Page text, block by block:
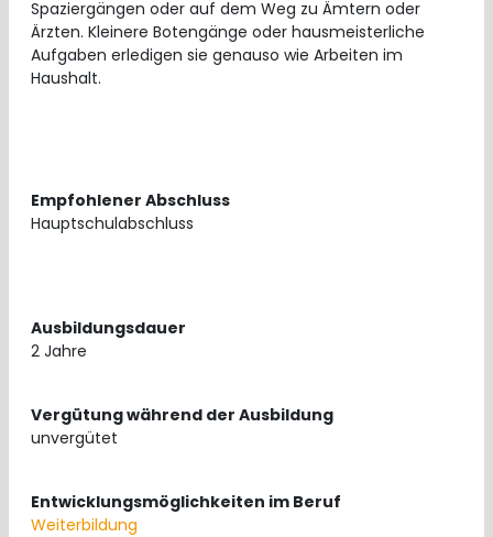
Spaziergängen oder auf dem Weg zu Ämtern oder
Ärzten. Kleinere Botengänge oder hausmeisterliche
Aufgaben erledigen sie genauso wie Arbeiten im
Haushalt.
Empfohlener Abschluss
Hauptschulabschluss
Ausbildungsdauer
2 Jahre
Vergütung während der Ausbildung
unvergütet
Entwicklungsmöglichkeiten im Beruf
Weiterbildung